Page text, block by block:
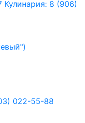
Кулинария: 8 (906)
022-55-88